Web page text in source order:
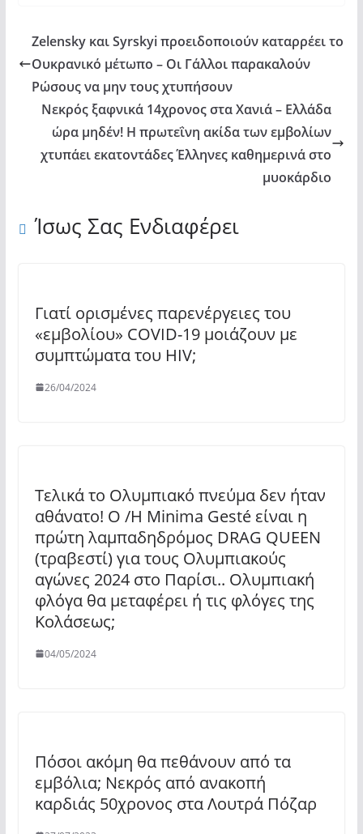
04-
2024)"
from
YouTube
Zelensky και Syrskyi προειδοποιούν καταρρέει το
Ουκρανικό μέτωπο – Οι Γάλλοι παρακαλούν
Ρώσους να μην τους χτυπήσουν
Νεκρός ξαφνικά 14χρονος στα Χανιά – Ελλάδα
ώρα μηδέν! Η πρωτεΐνη ακίδα των εμβολίων
χτυπάει εκατοντάδες Έλληνες καθημερινά στο
μυοκάρδιο
Ίσως Σας Ενδιαφέρει
Γιατί ορισμένες παρενέργειες του
«εμβολίου» COVID-19 μοιάζουν με
συμπτώματα του HIV;
26/04/2024
Τελικά το Ολυμπιακό πνεύμα δεν ήταν
αθάνατο! Ο /Η Minima Gesté είναι η
πρώτη λαμπαδηδρόμος DRAG QUEΕΝ
(τραβεστί) για τους Ολυμπιακούς
αγώνες 2024 στο Παρίσι.. Ολυμπιακή
φλόγα θα μεταφέρει ή τις φλόγες της
Κολάσεως;
04/05/2024
Πόσοι ακόμη θα πεθάνουν από τα
εμβόλια; Νεκρός από ανακοπή
καρδιάς 50χρονος στα Λουτρά Πόζαρ